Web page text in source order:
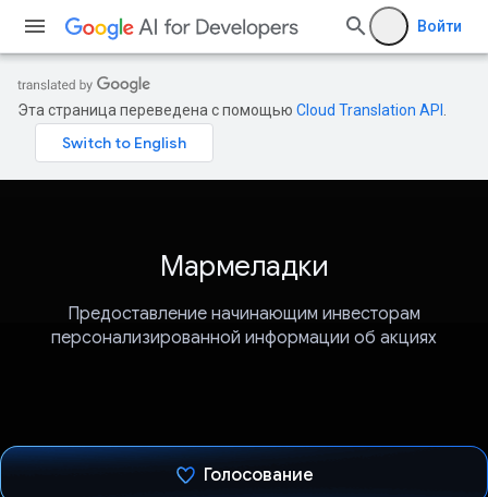
Войти
Эта страница переведена с помощью Cloud Translation API
Мармеладки
Предоставление начинающим инвесторам
персонализированной информации об акциях
Голосование